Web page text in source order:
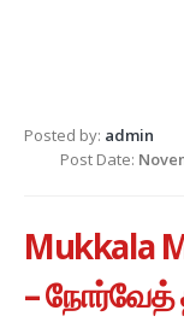
Posted by: admin
Post Date:
Mukkala
–